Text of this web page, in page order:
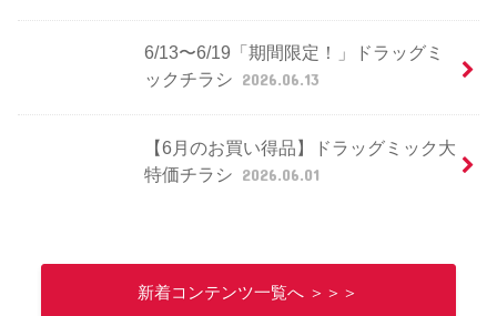
6/13〜6/19「期間限定！」ドラッグミ
ックチラシ 2026.06.13
【6月のお買い得品】ドラッグミック大
特価チラシ 2026.06.01
新着コンテンツ一覧へ ＞＞＞